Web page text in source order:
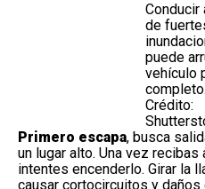
Conducir
de
puede
vehículo
completo.
Crédito:
Primero escapa, busca
un lugar alto. Una vez recibas
intentes encenderlo. Girar la
causar cortocircuitos y